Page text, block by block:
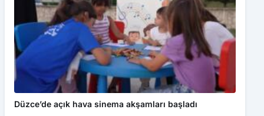
Düzce’de açık hava sinema akşamları başladı